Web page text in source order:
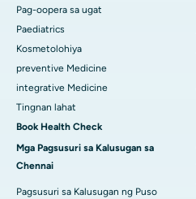
Pag-oopera sa ugat
Paediatrics
Kosmetolohiya
preventive Medicine
integrative Medicine
Tingnan lahat
Book Health Check
Mga Pagsusuri sa Kalusugan sa
Chennai
Pagsusuri sa Kalusugan ng Puso